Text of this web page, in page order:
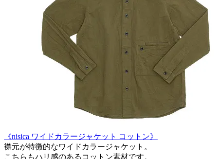
《nisica ワイドカラージャケット コットン》
襟元が特徴的なワイドカラージャケット。
こちらもハリ感のあるコットン素材です。